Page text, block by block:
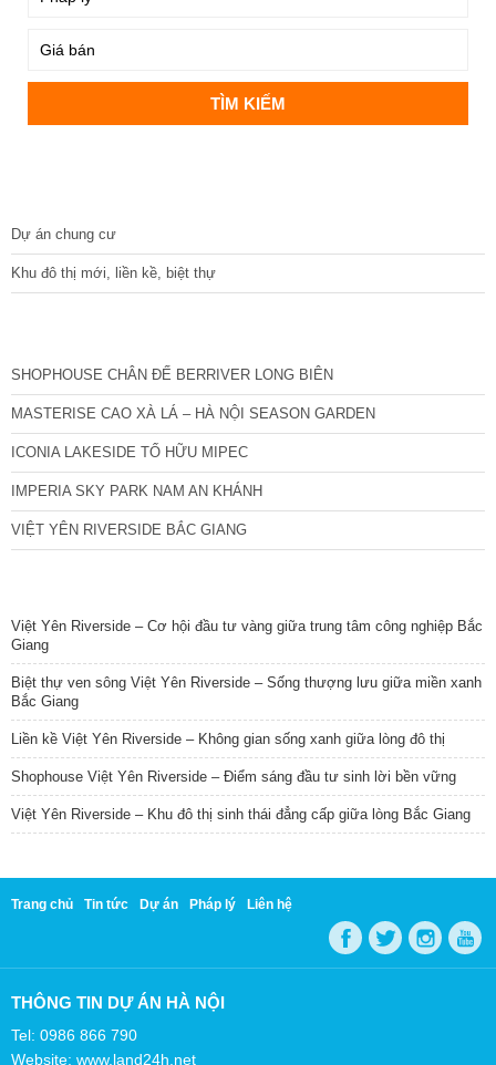
Dự án chung cư
Khu đô thị mới, liền kề, biệt thự
SHOPHOUSE CHÂN ĐẾ BERRIVER LONG BIÊN
MASTERISE CAO XÀ LÁ – HÀ NỘI SEASON GARDEN
ICONIA LAKESIDE TỐ HỮU MIPEC
IMPERIA SKY PARK NAM AN KHÁNH
VIỆT YÊN RIVERSIDE BẮC GIANG
Việt Yên Riverside – Cơ hội đầu tư vàng giữa trung tâm công nghiệp Bắc
Giang
Biệt thự ven sông Việt Yên Riverside – Sống thượng lưu giữa miền xanh
Bắc Giang
Liền kề Việt Yên Riverside – Không gian sống xanh giữa lòng đô thị
Shophouse Việt Yên Riverside – Điểm sáng đầu tư sinh lời bền vững
Việt Yên Riverside – Khu đô thị sinh thái đẳng cấp giữa lòng Bắc Giang
Trang chủ Tin tức Dự án Pháp lý Liên hệ
THÔNG TIN DỰ ÁN HÀ NỘI
Tel: 0986 866 790
Website: www.land24h.net